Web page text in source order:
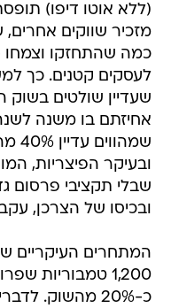
מזכיר שווקים
כמה שהתחזקו וצמחו
לעסקים קטנים. כך
שעדיין שולטים
אחיזתם בו משנה
ובעיקר הפיצריות,
שבלי תקציבי פרסום
ובכיסו של הצרכן,
1,200 טמבוריות
כ-20% מהשוק.